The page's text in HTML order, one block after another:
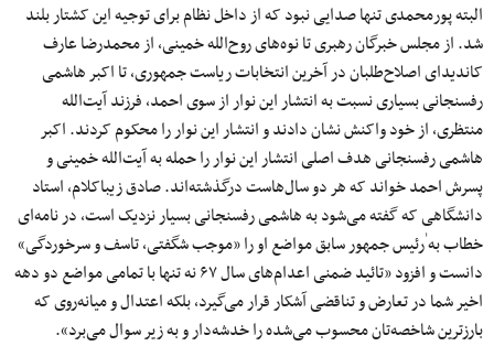
البته پورمحمدی تنها صدایی نبود که از داخل نظام برای توجیه این کشتار بلند
شد. از مجلس خبرگان رهبری تا نوه‌های روح‌الله خمینی، از محمدرضا عارف
کاندیدای اصلاح‌طلبان در آخرین انتخابات ریاست جمهوری، تا اکبر هاشمی
رفسنجانی بسیاری نسبت به انتشار این نوار از سوی احمد، فرزند آیت‌الله
منتظری، از خود واکنش نشان دادند و انتشار این نوار را محکوم کردند. اکبر
هاشمی رفسنجانی هدف اصلی انتشار این نوار را حمله به آیت‌الله خمینی و
پسرش احمد خواند که هر دو سال‌هاست درگذشته‌اند. صادق زیباکلام، استاد
دانشگاهی که گفته می‌شود به هاشمی رفسنجانی بسیار نزدیک است، در نامه‌ای
خطاب به ٰرئیس جمهور سابق مواضع او را «موجب شگفتی، تاسف و سرخوردگی»
دانست و افزود «تائید ضمنی اعدام‌های سال ۶۷ نه ‌تنها با تمامی مواضع دو دهه
اخیر شما در تعارض و تناقضی آشکار قرار می‌گیرد، بلکه اعتدال و میانه‌روی که
بارزترین شاخصه‌تان محسوب می‌شده را خدشه‌دار و به زیر سوال می‌برد».